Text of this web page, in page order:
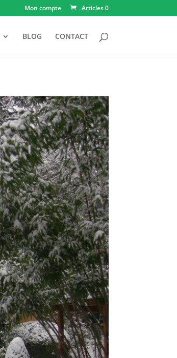
Mon compte Articles 0
BLOG CONTACT